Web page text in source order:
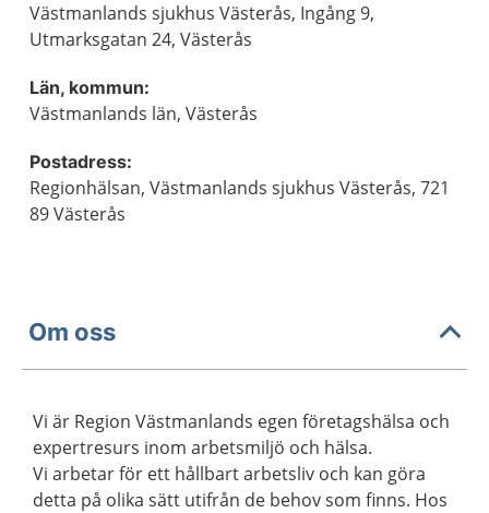
Västmanlands sjukhus Västerås, Ingång 9,
Utmarksgatan 24, Västerås
Län, kommun:
Västmanlands län, Västerås
Postadress:
Regionhälsan, Västmanlands sjukhus Västerås, 721
89 Västerås
Om oss
Vi är Region Västmanlands egen företagshälsa och
expertresurs inom arbetsmiljö och hälsa.
Vi arbetar för ett hållbart arbetsliv och kan göra
detta på olika sätt utifrån de behov som finns. Hos